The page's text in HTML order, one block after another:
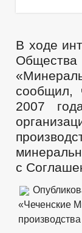
Бюджет
Бюджет по
Отчет об
_
Муниципальные
Проекты
Изменения в
Сведения об
Стандарты
Нормативно-
Перечень НПА
Прием граждан
Обращение к
Интернет
В ходе
сообщил,
2007
с
«Чеченские